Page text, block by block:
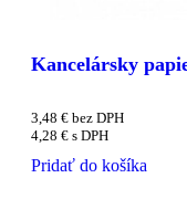
Kancelársky
3,48 € bez DPH
4,28 € s DPH
Pridať do košíka